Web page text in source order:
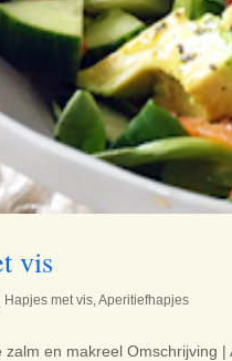
vis
Hapjes met vis, Aperitiefhapjes
zalm en makreel